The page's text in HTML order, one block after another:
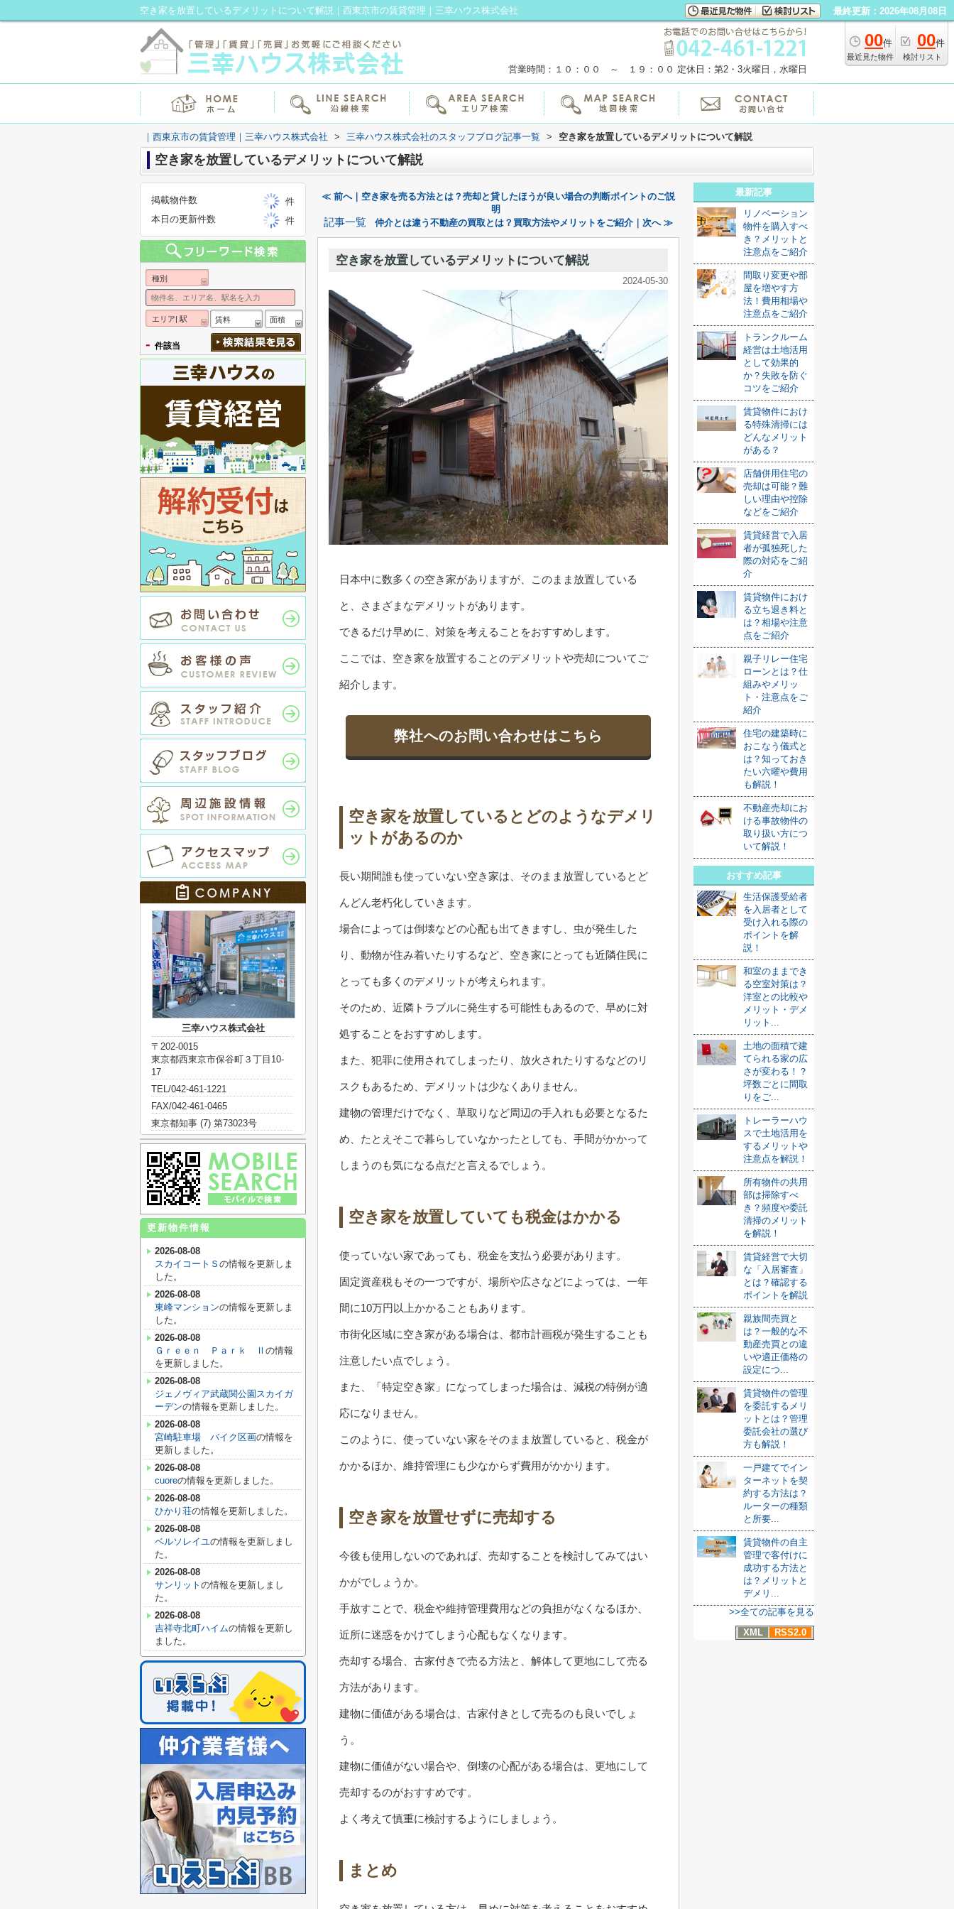
空き家を放置しているデメリットについて解説｜西東京市の賃貸管理｜三幸ハウス株式会社 最終更新：2026年08月08日
00件
最近見た物件
00件
検討リスト
営業時間：１０：００ ～ １９：００ 定休日：第2・3火曜日，水曜日
｜西東京市の賃貸管理｜三幸ハウス株式会社 > 三幸ハウス株式会社のスタッフブログ記事一覧 > 空き家を放置しているデメリットについて解説
空き家を放置しているデメリットについて解説
≪ 前へ｜空き家を売る方法とは？売却と貸したほうが良い場合の判断ポイントのご説
明
記事一覧 仲介とは違う不動産の買取とは？買取方法やメリットをご紹介｜次へ ≫
空き家を放置しているデメリットについて解説
2024-05-30
日本中に数多くの空き家がありますが、このまま放置している
と、さまざまなデメリットがあります。
できるだけ早めに、対策を考えることをおすすめします。
ここでは、空き家を放置することのデメリットや売却についてご
紹介します。
弊社へのお問い合わせはこちら
空き家を放置しているとどのようなデメリ
ットがあるのか
長い期間誰も使っていない空き家は、そのまま放置しているとど
んどん老朽化していきます。
場合によっては倒壊などの心配も出てきますし、虫が発生した
り、動物が住み着いたりするなど、空き家にとっても近隣住民に
とっても多くのデメリットが考えられます。
そのため、近隣トラブルに発生する可能性もあるので、早めに対
処することをおすすめします。
また、犯罪に使用されてしまったり、放火されたりするなどのリ
スクもあるため、デメリットは少なくありません。
建物の管理だけでなく、草取りなど周辺の手入れも必要となるた
め、たとえそこで暮らしていなかったとしても、手間がかかって
しまうのも気になる点だと言えるでしょう。
空き家を放置していても税金はかかる
使っていない家であっても、税金を支払う必要があります。
固定資産税もその一つですが、場所や広さなどによっては、一年
間に10万円以上かかることもあります。
市街化区域に空き家がある場合は、都市計画税が発生することも
注意したい点でしょう。
また、「特定空き家」になってしまった場合は、減税の特例が適
応になりません。
このように、使っていない家をそのまま放置していると、税金が
かかるほか、維持管理にも少なからず費用がかかります。
空き家を放置せずに売却する
今後も使用しないのであれば、売却することを検討してみてはい
かがでしょうか。
手放すことで、税金や維持管理費用などの負担がなくなるほか、
近所に迷惑をかけてしまう心配もなくなります。
売却する場合、古家付きで売る方法と、解体して更地にして売る
方法があります。
建物に価値がある場合は、古家付きとして売るのも良いでしょ
う。
建物に価値がない場合や、倒壊の心配がある場合は、更地にして
売却するのがおすすめです。
よく考えて慎重に検討するようにしましょう。
まとめ
最新記事
リノベーション
物件を購入すべ
き？メリットと
注意点をご紹介
間取り変更や部
屋を増やす方
法！費用相場や
注意点をご紹介
トランクルーム
経営は土地活用
として効果的
か？失敗を防ぐ
コツをご紹介
賃貸物件におけ
る特殊清掃には
どんなメリット
がある？
店舗併用住宅の
売却は可能？難
しい理由や控除
などをご紹介
賃貸経営で入居
者が孤独死した
際の対応をご紹
介
賃貸物件におけ
る立ち退き料と
は？相場や注意
点をご紹介
親子リレー住宅
ローンとは？仕
組みやメリッ
ト・注意点をご
紹介
住宅の建築時に
おこなう儀式と
は？知っておき
たい六曜や費用
も解説！
不動産売却にお
ける事故物件の
取り扱い方につ
いて解説！
おすすめ記事
生活保護受給者
を入居者として
受け入れる際の
ポイントを解
説！
和室のままでき
る空室対策は？
洋室との比較や
メリット・デメ
リット...
土地の面積で建
てられる家の広
さが変わる！？
坪数ごとに間取
りをご...
トレーラーハウ
スで土地活用を
するメリットや
注意点を解説！
所有物件の共用
部は掃除すべ
き？頻度や委託
清掃のメリット
を解説！
賃貸経営で大切
な「入居審査」
とは？確認する
ポイントを解説
親族間売買と
は？一般的な不
動産売買との違
いや適正価格の
設定につ...
賃貸物件の管理
を委託するメリ
ットとは？管理
委託会社の選び
方も解説！
一戸建てでイン
ターネットを契
約する方法は？
ルーターの種類
と所要...
賃貸物件の自主
管理で客付けに
成功する方法と
は？メリットと
デメリ...
>>全ての記事を見る
XML
RSS2.0
掲載物件数
件
本日の更新件数
件
種別
エリア| 駅 賃料 面積
- 件該当
三幸ハウス株式会社
〒202-0015
東京都西東京市保谷町３丁目10-
17
TEL/042-461-1221
FAX/042-461-0465
東京都知事 (7) 第73023号
更新物件情報
2026-08-08
スカイコートＳ の情報を更新しま
した。
2026-08-08
東峰マンションの情報を更新しま
した。
2026-08-08
Ｇｒｅｅｎ Ｐａｒｋ Ⅱ の情報
を更新しました。
2026-08-08
ジェノヴィア武蔵関公園スカイガ
ーデンの情報を更新しました。
2026-08-08
宮崎駐車場 バイク区画の情報を
更新しました。
2026-08-08
cuoreの情報を更新しました。
2026-08-08
ひかり荘の情報を更新しました。
2026-08-08
ベルソレイユの情報を更新しまし
た。
2026-08-08
サンリット の情報を更新しまし
た。
2026-08-08
吉祥寺北町ハイムの情報を更新し
ました。